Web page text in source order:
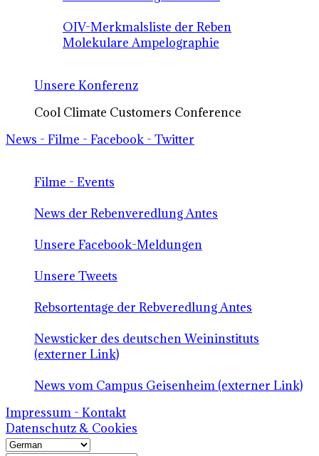
OIV-Merkmalsliste der Reben
Molekulare Ampelographie
Unsere Konferenz
Cool Climate Customers Conference
News - Filme - Facebook - Twitter
Filme - Events
News der Rebenveredlung Antes
Unsere Facebook-Meldungen
Unsere Tweets
Rebsortentage der Rebveredlung Antes
Newsticker des deutschen Weininstituts
(externer Link)
News vom Campus Geisenheim (externer Link)
Impressum - Kontakt
Datenschutz & Cookies